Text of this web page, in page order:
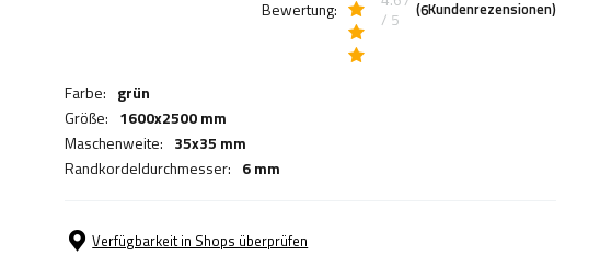
Bewertung:
/ 5
(6Kundenrezensionen)
Farbe: grün
Größe: 1600x2500 mm
Maschenweite: 35x35 mm
Randkordeldurchmesser: 6 mm
Verfügbarkeit in Shops überprüfen